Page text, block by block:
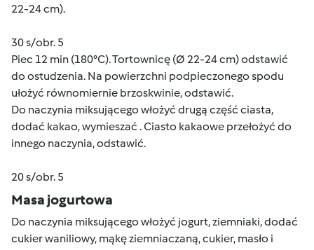
22-24 cm).
30 s/obr. 5
Piec 12 min (180°C). Tortownicę (Ø 22-24 cm) odstawić
do ostudzenia. Na powierzchni podpieczonego spodu
ułożyć równomiernie brzoskwinie, odstawić.
Do naczynia miksującego włożyć drugą część ciasta,
dodać kakao, wymieszać . Ciasto kakaowe przełożyć do
innego naczynia, odstawić.
20 s/obr. 5
Masa jogurtowa
Do naczynia miksującego włożyć jogurt, ziemniaki, dodać
cukier waniliowy, mąkę ziemniaczaną, cukier, masło i